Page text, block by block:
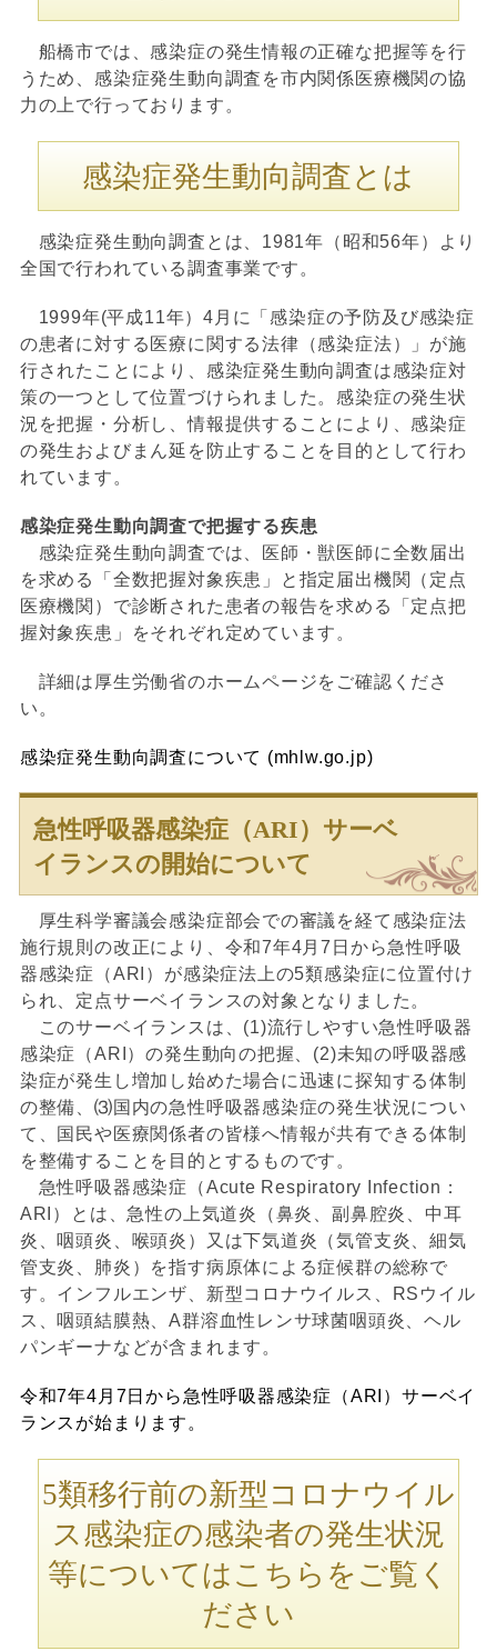
船橋市では、感染症の発生情報の正確な把握等を行
うため、感染症発生動向調査を市内関係医療機関の協
力の上で行っております。
感染症発生動向調査とは
感染症発生動向調査とは、1981年（昭和56年）より
全国で行われている調査事業です。
1999年(平成11年）4月に「感染症の予防及び感染症
の患者に対する医療に関する法律（感染症法）」が施
行されたことにより、感染症発生動向調査は感染症対
策の一つとして位置づけられました。感染症の発生状
況を把握・分析し、情報提供することにより、感染症
の発生およびまん延を防止することを目的として行わ
れています。
感染症発生動向調査で把握する疾患
感染症発生動向調査では、医師・獣医師に全数届出
を求める「全数把握対象疾患」と指定届出機関（定点
医療機関）で診断された患者の報告を求める「定点把
握対象疾患」をそれぞれ定めています。
詳細は厚生労働省のホームページをご確認くださ
い。
感染症発生動向調査について (mhlw.go.jp)
急性呼吸器感染症（ARI）サーベ
イランスの開始について
厚生科学審議会感染症部会での審議を経て感染症法
施行規則の改正により、令和7年4月7日から急性呼吸
器感染症（ARI）が感染症法上の5類感染症に位置付け
られ、定点サーベイランスの対象となりました。
このサーベイランスは、(1)流行しやすい急性呼吸器
感染症（ARI）の発生動向の把握、(2)未知の呼吸器感
染症が発生し増加し始めた場合に迅速に探知する体制
の整備、⑶国内の急性呼吸器感染症の発生状況につい
て、国民や医療関係者の皆様へ情報が共有できる体制
を整備することを目的とするものです。
急性呼吸器感染症（Acute Respiratory Infection：
ARI）とは、急性の上気道炎（鼻炎、副鼻腔炎、中耳
炎、咽頭炎、喉頭炎）又は下気道炎（気管支炎、細気
管支炎、肺炎）を指す病原体による症候群の総称で
す。インフルエンザ、新型コロナウイルス、RSウイル
ス、咽頭結膜熱、A群溶血性レンサ球菌咽頭炎、ヘル
パンギーナなどが含まれます。
令和7年4月7日から急性呼吸器感染症（ARI）サーベイ
ランスが始まります。
5類移行前の新型コロナウイル
ス感染症の感染者の発生状況
等についてはこちらをご覧く
ださい